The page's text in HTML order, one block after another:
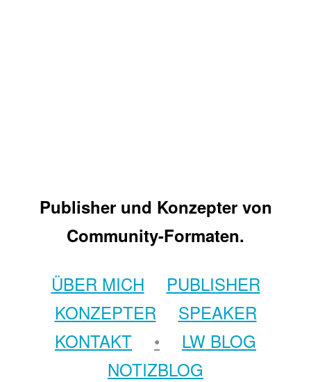
Publisher und Konzepter von
Community-Formaten.
ÜBER MICH
PUBLISHER
KONZEPTER
SPEAKER
KONTAKT
•
LW BLOG
NOTIZBLOG